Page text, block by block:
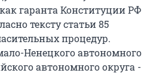
гаранта Конституции РФ
тексту статьи 85
процедур.
Ненецкого автономного
автономного округа -